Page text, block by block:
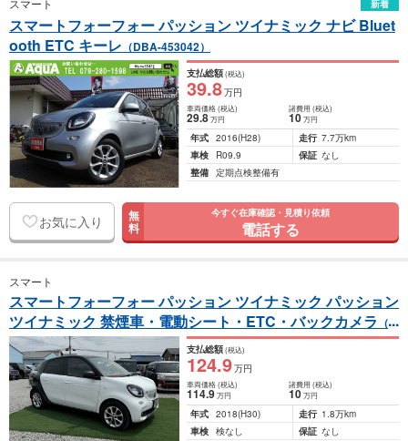
新着
スマートフォーフォー パッション ツイナミック ナビ Bluet
ooth ETC キーレ （DBA-453042）
支払総額(税込)
39.8万円
車両価格(税込)
29.8万円
諸費用 (税込)
10 万円
年式 2016(H28) 走行 7.7万km
車検
R09.9 保証 なし
整備 定期点検整備有
お気に入り 無
料
今すぐ在庫確認・見積り依頼
電話する
スマート
スマートフォーフォー パッション ツイナミック パッション
ツイナミック 禁煙車・電動シート・ETC・バックカメラ （D
BA-453042）
支払総額(税込)
124.9万円
車両価格(税込)
114.9万円
諸費用 (税込)
10 万円
年式 2018(H30) 走行 1.8万km
車検 検なし 保証 なし